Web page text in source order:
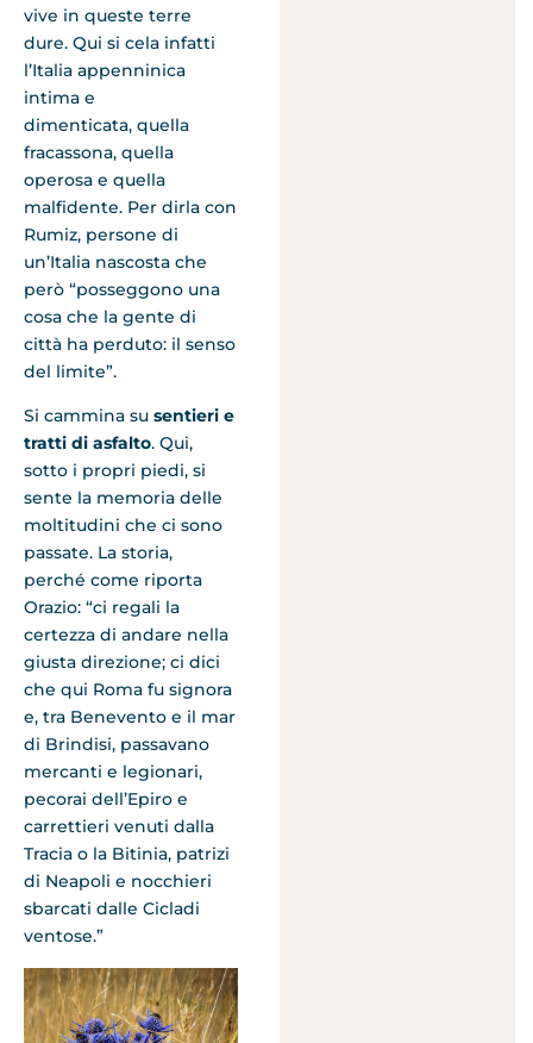
vive in queste terre
dure. Qui si cela infatti
l’Italia appenninica
intima e
dimenticata, quella
fracassona, quella
operosa e quella
malfidente. Per dirla con
Rumiz, persone di
un’Italia nascosta che
però “posseggono una
cosa che la gente di
città ha perduto: il senso
del limite”.
Si cammina su sentieri e
tratti di asfalto. Qui,
sotto i propri piedi, si
sente la memoria delle
moltitudini che ci sono
passate. La storia,
perché come riporta
Orazio: “ci regali la
certezza di andare nella
giusta direzione; ci dici
che qui Roma fu signora
e, tra Benevento e il mar
di Brindisi, passavano
mercanti e legionari,
pecorai dell’Epiro e
carrettieri venuti dalla
Tracia o la Bitinia, patrizi
di Neapoli e nocchieri
sbarcati dalle Cicladi
ventose.”